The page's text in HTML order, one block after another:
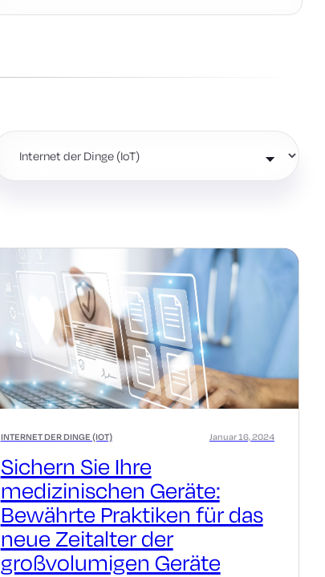
INTERNET DER DINGE (IOT)
Sichern Sie Ihre
medizinischen Geräte:
Bewährte Praktiken für das
neue Zeitalter der
großvolumigen Geräte
Januar 16, 2024